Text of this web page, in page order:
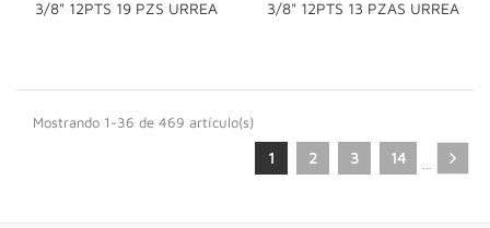
3/8" 12PTS 19 PZS URREA
3/8" 12PTS 13 PZAS URREA
Mostrando 1-36 de 469 artículo(s)
1 2 3 14